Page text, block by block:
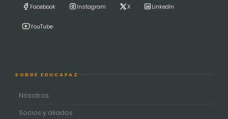
Facebook Instagram X LinkedIn
YouTube
SOBRE EDUCAPAZ
Nosotros
Socios y aliados